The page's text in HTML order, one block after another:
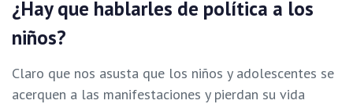
¿Hay que hablarles de política a los
niños?
Claro que nos asusta que los niños y adolescentes se
acerquen a las manifestaciones y pierdan su vida